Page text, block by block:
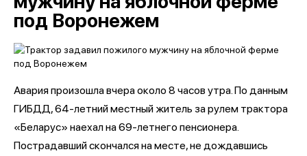
под Воронежем
Авария произошла вчера около 8 часов утра. По данным
ГИБДД, 64-летний местный житель за рулем трактора
«Беларус» наехал на 69-летнего пенсионера.
Пострадавший скончался на месте, не дождавшись